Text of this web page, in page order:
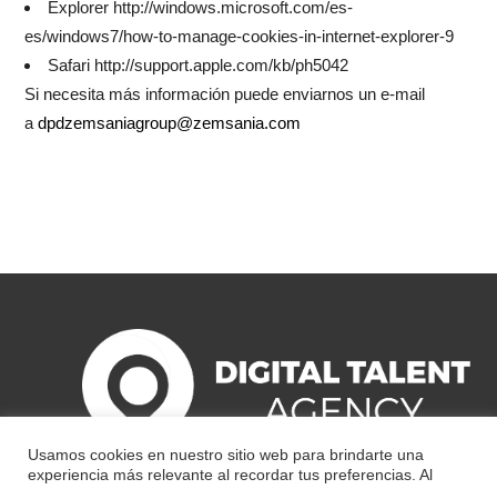
Explorer http://windows.microsoft.com/es-
es/windows7/how-to-manage-cookies-in-internet-explorer-9
Safari http://support.apple.com/kb/ph5042
Si necesita más información puede enviarnos un e-mail
adpdzemsaniagroup@zemsania.com
Usamos cookies en nuestro sitio web para brindarte una
experiencia más relevante al recordar tus preferencias. Al